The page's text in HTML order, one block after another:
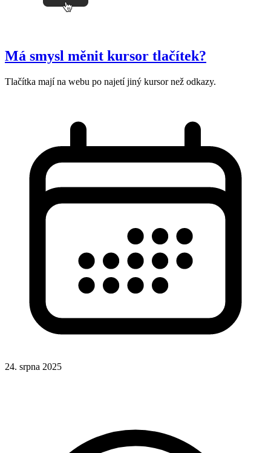
Má smysl měnit kursor tlačítek?
Tlačítka mají na webu po najetí jiný kursor než odkazy.
24. srpna 2025